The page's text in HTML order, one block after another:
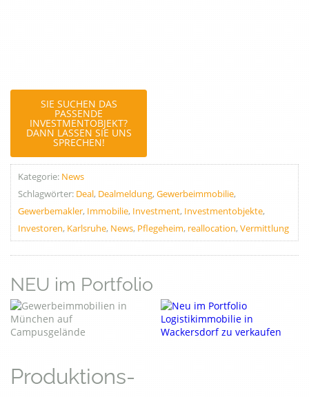
SIE SUCHEN DAS
PASSENDE
INVESTMENTOBJEKT?
DANN LASSEN SIE UNS
SPRECHEN!
Kategorie: News
Schlagwörter: Deal, Dealmeldung, Gewerbeimmobilie,
Gewerbemakler, Immobilie, Investment, Investmentobjekte,
Investoren, Karlsruhe, News, Pflegeheim, reallocation, Vermittlung
NEU im Portfolio
Produktions-